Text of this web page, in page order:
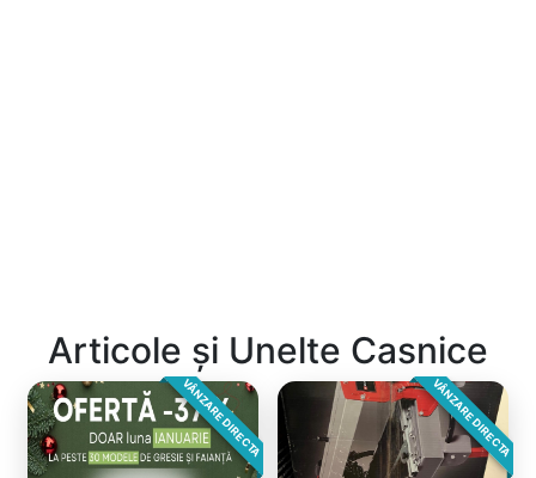
Articole și Unelte Casnice
VÂNZARE DIRECTA VÂNZARE DIRECTA